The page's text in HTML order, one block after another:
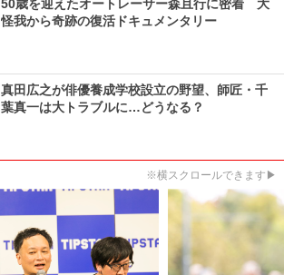
50歳を迎えたオートレーサー森且行に密着 大
怪我から奇跡の復活ドキュメンタリー
真田広之が俳優養成学校設立の野望、師匠・千
葉真一は大トラブルに…どうなる？
※横スクロールできます▶